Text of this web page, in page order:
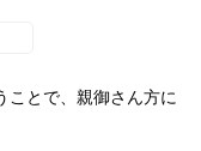
ことで、親御さん方に